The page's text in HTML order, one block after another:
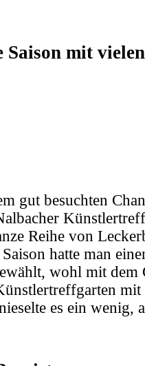
Saison mit
gut besuchten
Reihe von
hatte man
wohl mit dem
mit
es ein wenig,